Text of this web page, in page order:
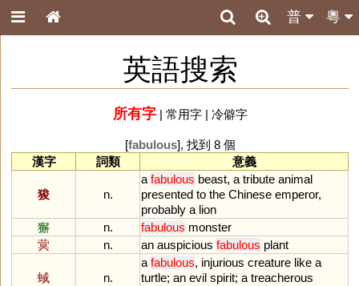
粵
普
英語搜索
所有字| 常用字| 冷僻字
[fabulous], 找到 8 個
漢字
詞類 意義
狻 n.
a fabulous beast, a tribute animal
presented to the Chinese emperor,
probably a lion
獬
n. fabulous monster
蓂
n. an auspicious fabulous plant
蜮 n.
a fabulous, injurious creature like a
turtle; an evil spirit; a treacherous